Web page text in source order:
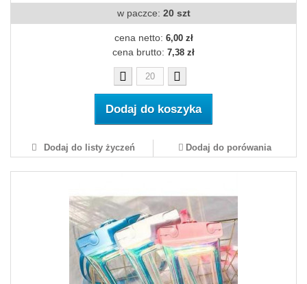
w paczce: 20 szt
cena netto: 6,00 zł
cena brutto: 7,38 zł
Dodaj do koszyka
Dodaj do listy życzeń Dodaj do porówania